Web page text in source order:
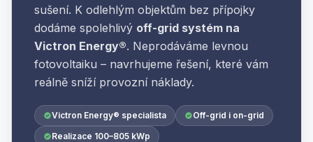
sušení. K odlehlým objektům bez přípojky
dodáme spolehlivý off-grid systém na
Victron Energy®. Neprodáváme levnou
fotovoltaiku – navrhujeme řešení, které vám
reálně sníží provozní náklady.
Victron Energy® specialista
Off-grid i on-grid
Realizace 100–805 kWp